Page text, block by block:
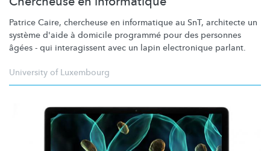
Patrice Caire, chercheuse en informatique au SnT, architecte un
système d'aide à domicile programmé pour des personnes
âgées - qui interagissent avec un lapin electronique parlant.
University of Luxembourg